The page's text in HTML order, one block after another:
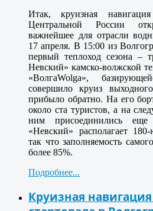
Итак, круизная
Центральной России
важнейшее для отрасли
17 апреля. В 15:00 из
первый теплоход сезона –
Невский» камско-волжской
«ВолгаWolga»,
совершило круиз
прибыло обратно. На его
около ста туристов, а на
ним присоединились
«Невский» располагает
так что заполняемость
более 85%.
Подробнее...
Круизная навигация